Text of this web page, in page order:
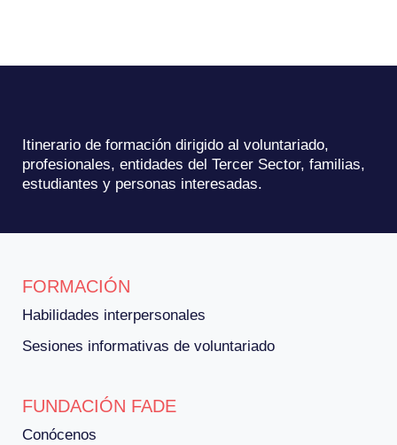
Itinerario de formación dirigido al voluntariado,
profesionales, entidades del Tercer Sector, familias,
estudiantes y personas interesadas.
FORMACIÓN
Habilidades interpersonales
Sesiones informativas de voluntariado
FUNDACIÓN FADE
Conócenos